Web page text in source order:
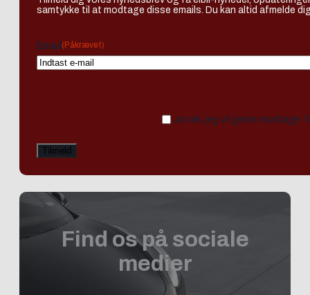
samtykke til at modtage disse emails. Du kan altid afmelde
Email (Påkrævet)
Ja tak, jeg vil gerne modtage
Find os på sociale
medier